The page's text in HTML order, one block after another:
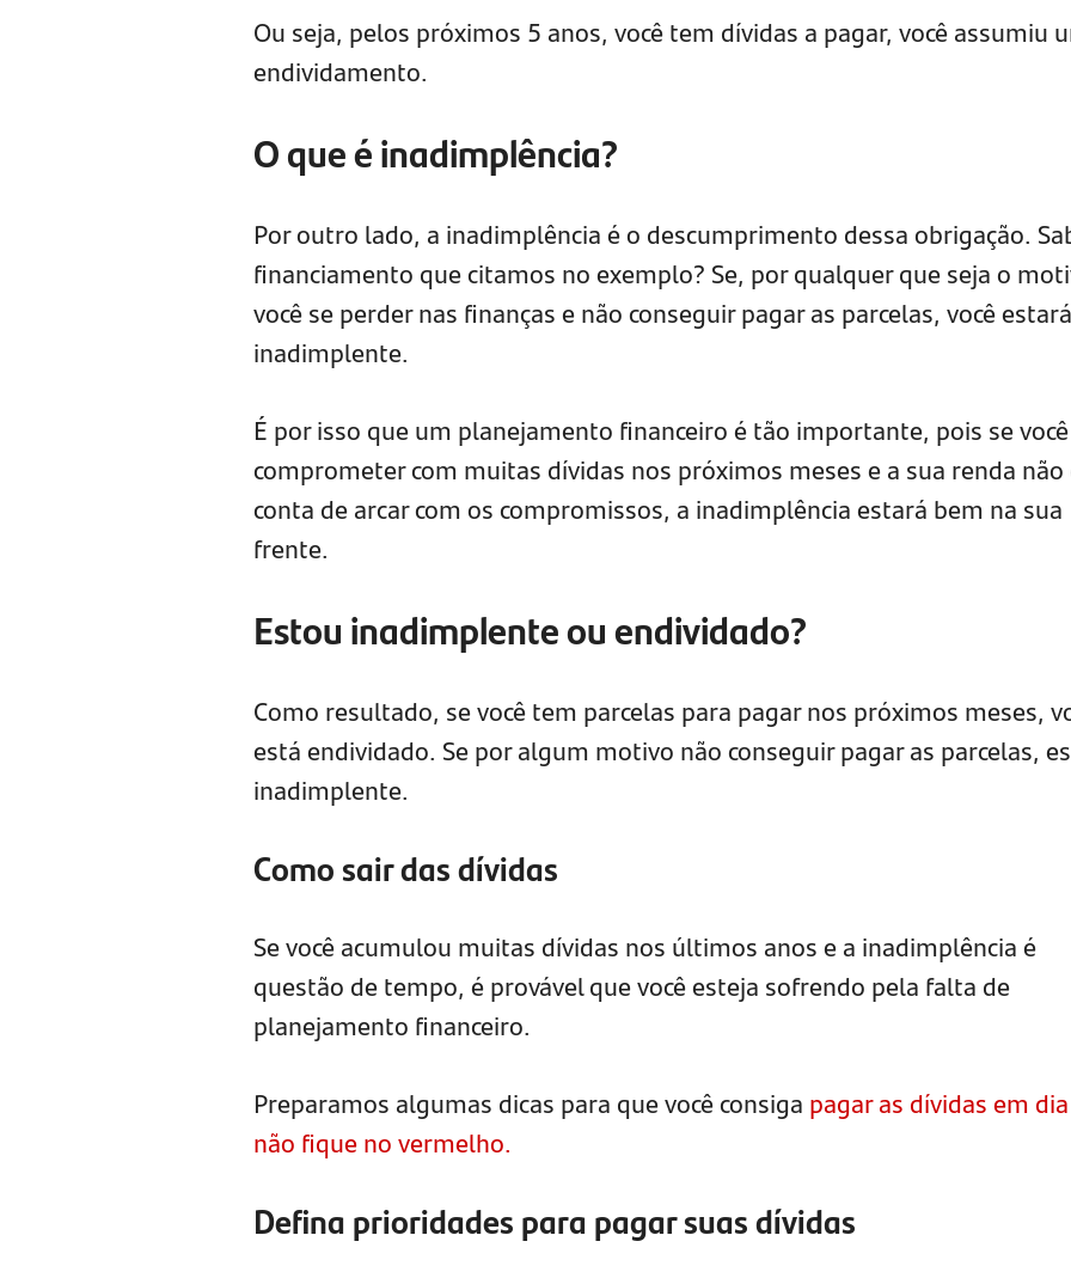
Ou seja, pelos próximos 5 anos, você tem dívidas a pagar, você assumiu
endividamento.
O que é inadimplência?
Por outro lado, a inadimplência é o descumprimento dessa obrigação.
financiamento que citamos no exemplo? Se, por qualquer que seja o
você se perder nas finanças e não conseguir pagar as parcelas, você estará
inadimplente.
É por isso que um planejamento financeiro é tão importante, pois se
comprometer com muitas dívidas nos próximos meses e a sua renda não
conta de arcar com os compromissos, a inadimplência estará bem na sua
frente.
Estou inadimplente ou endividado?
Como resultado, se você tem parcelas para pagar nos próximos meses,
está endividado. Se por algum motivo não conseguir pagar as parcelas,
inadimplente.
Como sair das dívidas
Se você acumulou muitas dívidas nos últimos anos e a inadimplência é
questão de tempo, é provável que você esteja sofrendo pela falta de
planejamento financeiro.
Preparamos algumas dicas para que você consiga pagar as dívidas em
não fique no vermelho.
Defina prioridades para pagar suas dívidas